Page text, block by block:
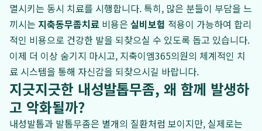
멸시키는 동시 치료를 시행합니다. 특히, 많은 분들이 부담을 느
끼시는 지축동무좀치료 비용은 실비보험 적용이 가능하여 합리
적인 비용으로 건강한 발을 되찾으실 수 있도록 돕고 있습니다.
이제 더 이상 숨기지 마시고, 지축이엠365의원의 체계적인 치
료 시스템을 통해 자신감을 되찾으시길 바랍니다.
지긋지긋한 내성발톱무좀, 왜 함께 발생하
고 악화될까?
내성발톱과 발톱무좀은 별개의 질환처럼 보이지만, 실제로는